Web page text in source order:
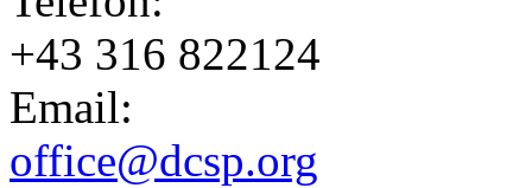
+43 316 822124
Email:
office@dcsp.org